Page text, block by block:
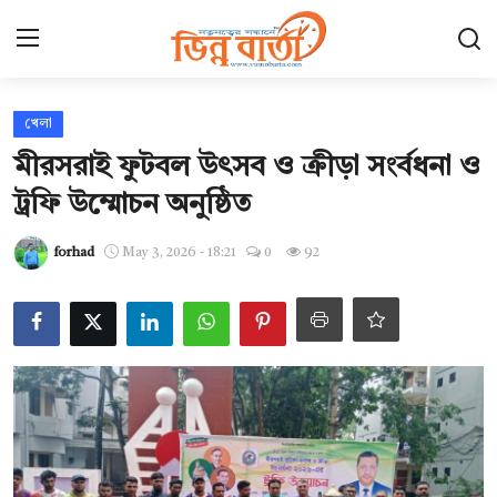
হোম
Contact
ছবি ঘর
আন্তর্জাতিক
খেলা
সারাদেশ
খেলা
মীরসরাই ফুটবল উৎসব ও ক্রীড়া সংর্বধনা ও
ট্রফি উম্মোচন অনুষ্ঠিত
forhad May 3, 2026 - 18:21 0 92